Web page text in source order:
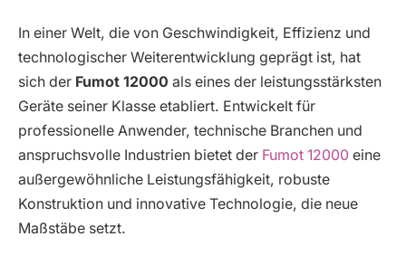
In einer Welt, die von Geschwindigkeit, Effizienz und
technologischer Weiterentwicklung geprägt ist, hat
sich der Fumot 12000 als eines der leistungsstärksten
Geräte seiner Klasse etabliert. Entwickelt für
professionelle Anwender, technische Branchen und
anspruchsvolle Industrien bietet der Fumot 12000 eine
außergewöhnliche Leistungsfähigkeit, robuste
Konstruktion und innovative Technologie, die neue
Maßstäbe setzt.